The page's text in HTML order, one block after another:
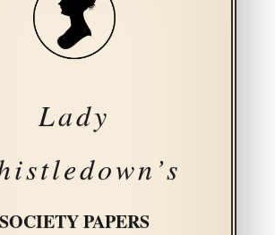
Lady
SOCIETY PAPERS